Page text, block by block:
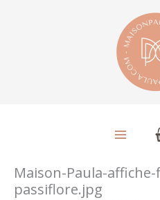
Maison-Paula-
passiflore.jpg